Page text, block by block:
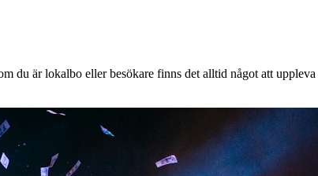
du är lokalbo eller besökare finns det alltid något att uppleva